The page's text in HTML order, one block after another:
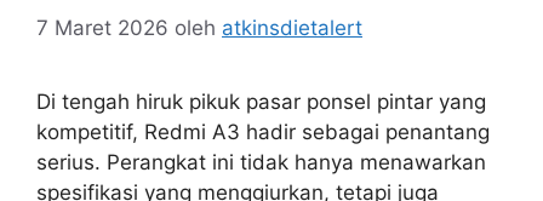
7 Maret 2026 oleh atkinsdietalert
Di tengah hiruk pikuk pasar ponsel pintar yang
kompetitif, Redmi A3 hadir sebagai penantang
serius. Perangkat ini tidak hanya menawarkan
spesifikasi yang menggiurkan, tetapi juga